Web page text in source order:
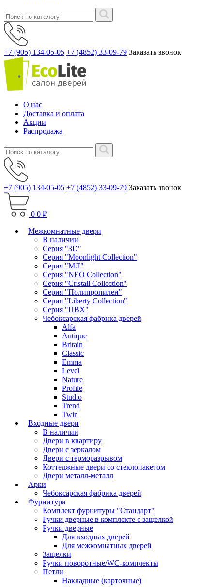
+7 (905) 134-05-05 +7 (4852) 33-09-79 Заказать звонок
О нас
Доставка и оплата
Акции
Распродажа
+7 (905) 134-05-05 +7 (4852) 33-09-79 Заказать звонок
0 0 ₽
Межкомнатные двери
В наличии
Серия "3D"
Серия "Moonlight Collection"
Серия "МЛ"
Серия "NEO Collection"
Серия "Cristall Collection"
Серия "Полипропилен"
Серия "Liberty Collection"
Серия "ПВХ"
Чебоксарская фабрика дверей
Alfa
Antique
Britain
Classic
Emma
Level
Nature
Profile
Studio
Trend
Twin
Входные двери
В наличии
Двери в квартиру
Двери с зеркалом
Двери с терморазрывом
Коттеджные двери со стеклопакетом
Двери металл-металл
Арки
Чебоксарская фабрика дверей
Фурнитура
Комплект фурнитуры "Стандарт"
Ручки дверные в комплекте с защелкой
Ручки дверные
Для входных дверей
Для межкомнатных дверей
Защелки
Ручки поворотные/WC-комплекты
Петли
Накладные (карточные)